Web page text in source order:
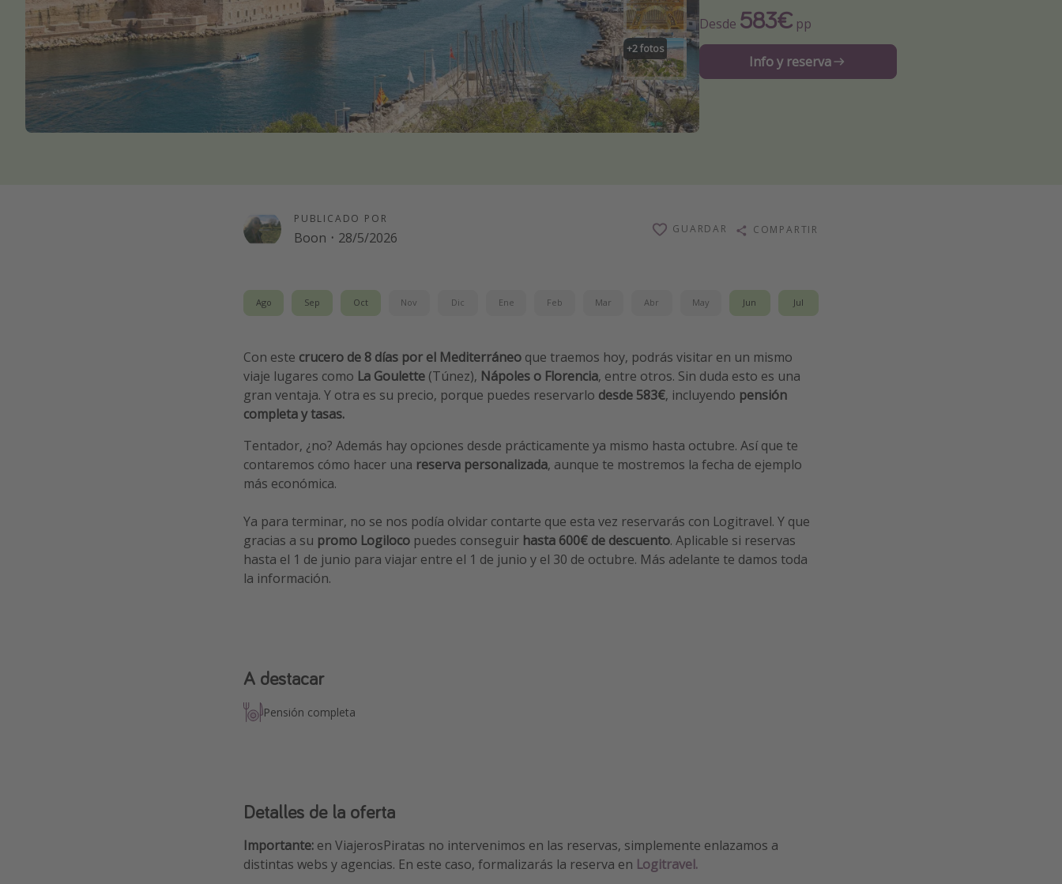
+2fotos
Desde 583€ pp
Info y reserva
PUBLICADO POR
Boon · 28/5/2026
GUARDAR COMPARTIR
Ago Sep Oct Nov Dic Ene Feb Mar Abr May Jun Jul
Con este crucero de 8 días por el Mediterráneo que traemos hoy, podrás visitar en un mismo
viaje lugares como La Goulette (Túnez), Nápoles o Florencia, entre otros. Sin duda esto es una
gran ventaja. Y otra es su precio, porque puedes reservarlo desde 583€, incluyendo pensión
completa y tasas.
Tentador, ¿no? Además hay opciones desde prácticamente ya mismo hasta octubre. Así que te
contaremos cómo hacer una reserva personalizada, aunque te mostremos la fecha de ejemplo
más económica.
Ya para terminar, no se nos podía olvidar contarte que esta vez reservarás con Logitravel. Y que
gracias a su promo Logiloco puedes conseguir hasta 600€ de descuento. Aplicable si reservas
hasta el 1 de junio para viajar entre el 1 de junio y el 30 de octubre. Más adelante te damos toda
la información.
A destacar
Pensión completa
Detalles de la oferta
Importante: en ViajerosPiratas no intervenimos en las reservas, simplemente enlazamos a
distintas webs y agencias. En este caso, formalizarás la reserva en Logitravel.